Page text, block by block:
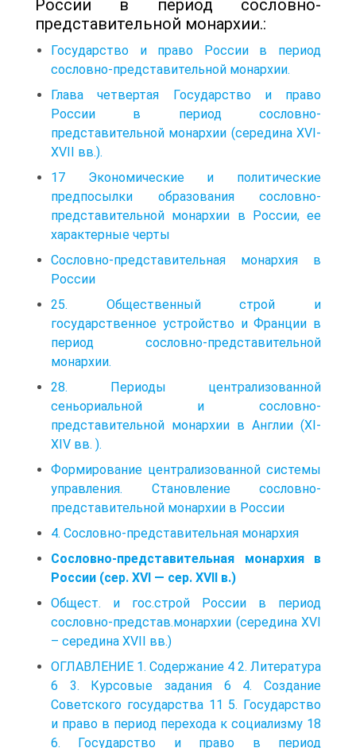
России в период сословно-
представительной монархии.:
Государство и право России в период
сословно-представительной монархии.
Глава четвертая Государство и право
России в период сословно-
представительной монархии (середина XVI-
XVII вв.).
17 Экономические и политические
предпосылки образования сословно-
представительной монархии в России, ее
характерные черты
Сословно-представительная монархия в
России
25. Общественный строй и
государственное устройство и Франции в
период сословно-представительной
монархии.
28. Периоды централизованной
сеньориальной и сословно-
представительной монархии в Англии (XI-
XIV вв. ).
Формирование централизованной системы
управления. Становление сословно-
представительной монархии в России
4. Сословно-представительная монархия
Сословно-представительная монархия в
России (сер. XVI — сер. XVII в.)
Общест. и гос.строй России в период
сословно-представ.монархии (середина ХVI
– середина XVII вв.)
ОГЛАВЛЕНИЕ 1. Содержание 4 2. Литература
6 3. Курсовые задания 6 4. Создание
Советского государства 11 5. Государство
и право в период перехода к социализму 18
6. Государство и право в период